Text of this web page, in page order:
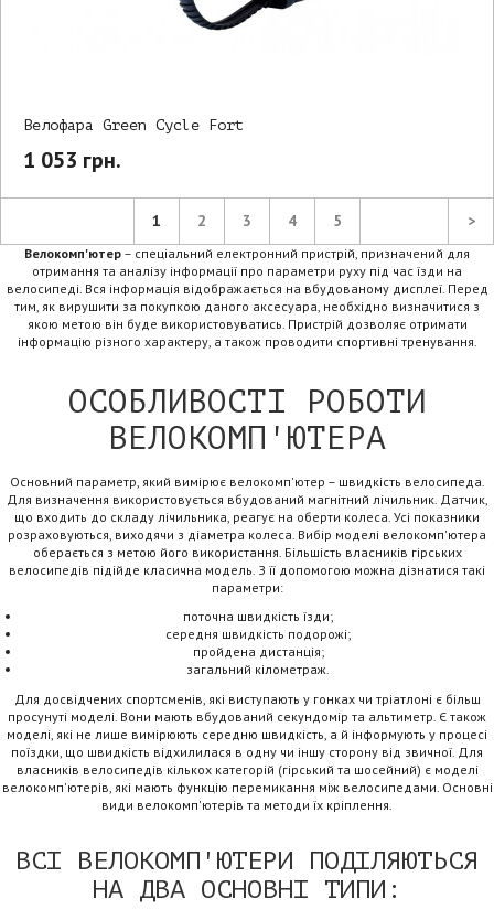
Велофара Green Cycle Fort
1 053 грн.
1 2 3 4 5 >
Велокомп'ютер – спеціальний електронний пристрій, призначений для
отримання та аналізу інформації про параметри руху під час їзди на
велосипеді. Вся інформація відображається на вбудованому дисплеї. Перед
тим, як вирушити за покупкою даного аксесуара, необхідно визначитися з
якою метою він буде використовуватись. Пристрій дозволяє отримати
інформацію різного характеру, а також проводити спортивні тренування.
ОСОБЛИВОСТІ РОБОТИ
ВЕЛОКОМП'ЮТЕРА
Основний параметр, який вимірює велокомп'ютер – швидкість велосипеда.
Для визначення використовується вбудований магнітний лічильник. Датчик,
що входить до складу лічильника, реагує на оберти колеса. Усі показники
розраховуються, виходячи з діаметра колеса. Вибір моделі велокомп'ютера
оберається з метою його використання. Більшість власників гірських
велосипедів підійде класична модель. З її допомогою можна дізнатися такі
параметри:
поточна швидкість їзди;
середня швидкість подорожі;
пройдена дистанція;
загальний кілометраж.
Для досвідчених спортсменів, які виступають у гонках чи тріатлоні є більш
просунуті моделі. Вони мають вбудований секундомір та альтиметр. Є також
моделі, які не лише вимірюють середню швидкість, а й інформують у процесі
поїздки, що швидкість відхилилася в одну чи іншу сторону від звичної. Для
власників велосипедів кількох категорій (гірський та шосейний) є моделі
велокомп'ютерів, які мають функцію перемикання між велосипедами. Основні
види велокомп'ютерів та методи їх кріплення.
ВСІ ВЕЛОКОМП'ЮТЕРИ ПОДІЛЯЮТЬСЯ
НА ДВА ОСНОВНІ ТИПИ: